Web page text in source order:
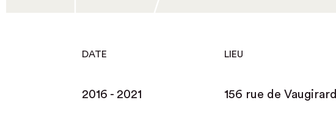
DATE
2016 - 2021
LIEU
156 rue de Vaugirard